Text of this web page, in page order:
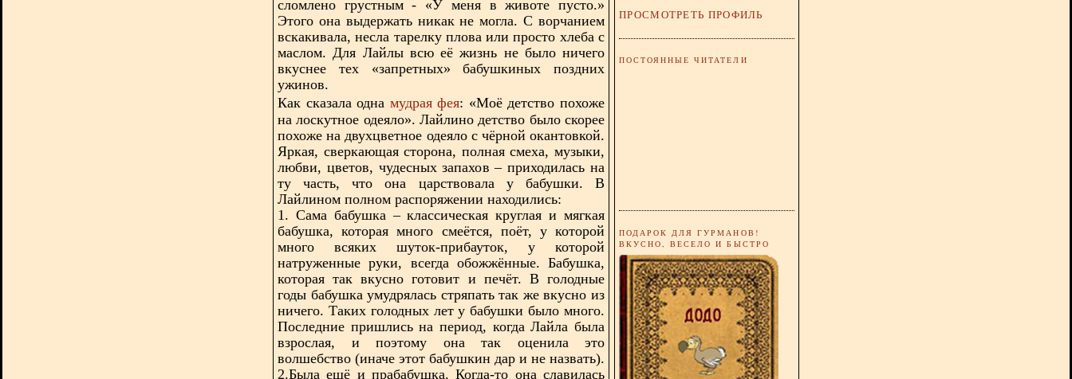
сломлено грустным - «У меня в животе пусто.»
Этого она выдержать никак не могла. С ворчанием
вскакивала, несла тарелку плова или просто хлеба с
маслом. Для Лайлы всю её жизнь не было ничего
вкуснее тех «запретных» бабушкиных поздних
ужинов.
Как сказала одна мудрая фея: «Моё детство похоже
на лоскутное одеяло». Лайлино детство было скорее
похоже на двухцветное одеяло с чёрной окантовкой.
Яркая, сверкающая сторона, полная смеха, музыки,
любви, цветов, чудесных запахов – приходилась на
ту часть, что она царствовала у бабушки. В
Лайлином полном распоряжении находились:
1. Сама бабушка – классическая круглая и мягкая
бабушка, которая много смеётся, поёт, у которой
много всяких шуток-прибауток, у которой
натруженные руки, всегда обожжённые. Бабушка,
которая так вкусно готовит и печёт. В голодные
годы бабушка умудрялась стряпать так же вкусно из
ничего. Таких голодных лет у бабушки было много.
Последние пришлись на период, когда Лайла была
взрослая, и поэтому она так оценила это
волшебство (иначе этот бабушкин дар и не назвать).
2.Была ещё и прабабушка. Когда-то она славилась
ПРОСМОТРЕТЬ ПРОФИЛЬ
ПОСТОЯННЫЕ ЧИТАТЕЛИ
ПОДАРОК ДЛЯ ГУРМАНОВ!
ВКУСНО, ВЕСЕЛО И БЫСТРО